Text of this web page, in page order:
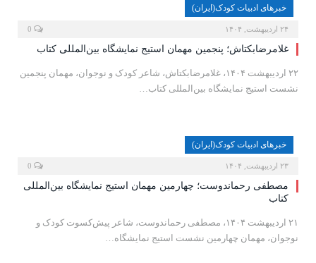
خبرهای ادبیات کودک(ایران)
۲۴ اردیبهشت, ۱۴۰۴
غلامرضابکتاش؛ پنجمین مهمان استیج نمایشگاه بین‌المللی کتاب
۲۲ اردیبهشت ۱۴۰۴، غلامرضابکتاش، شاعر کودک و نوجوان، مهمان پنجمین
نشست استیج نمایشگاه بین‌المللی کتاب…
خبرهای ادبیات کودک(ایران)
۲۳ اردیبهشت, ۱۴۰۴
مصطفی رحماندوست؛ چهارمین مهمان استیج نمایشگاه بین‌المللی
کتاب
۲۱ اردیبهشت ۱۴۰۴، مصطفی رحماندوست، شاعر پیش‌کسوت کودک و
نوجوان، مهمان چهارمین نشست استیج نمایشگاه…